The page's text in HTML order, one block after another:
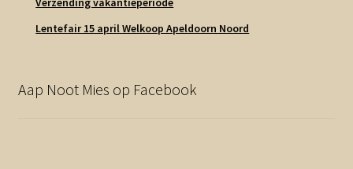
Lentefair 15 april Welkoop Apeldoorn Noord
Aap Noot Mies op Facebook